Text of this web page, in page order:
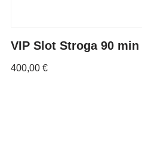
VIP Slot Stroga 90 min
400,00 €